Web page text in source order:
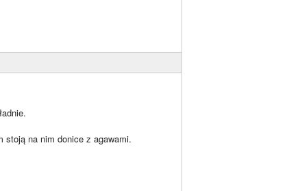
stoją na nim donice z agawami.